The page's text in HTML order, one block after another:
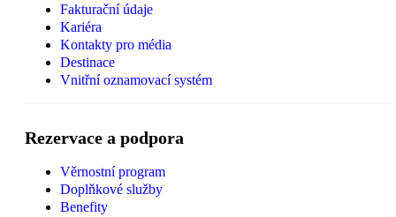
Fakturační údaje
Kariéra
Kontakty pro média
Destinace
Vnitřní oznamovací systém
Rezervace a podpora
Věrnostní program
Doplňkové služby
Benefity